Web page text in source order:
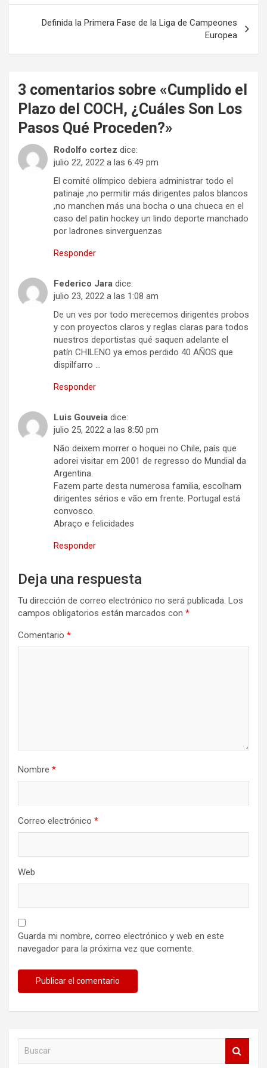
Definida la Primera Fase de la Liga de Campeones
Europea
3 comentarios sobre «Cumplido el
Plazo del COCH, ¿Cuáles Son Los
Pasos Qué Proceden?»
Rodolfo cortez dice:
julio 22, 2022 a las 6:49 pm
El comité olímpico debiera administrar todo el
patinaje ,no permitir más dirigentes palos blancos
,no manchen más una bocha o una chueca en el
caso del patin hockey un lindo deporte manchado
por ladrones sinverguenzas
Responder
Federico Jara dice:
julio 23, 2022 a las 1:08 am
De un ves por todo merecemos dirigentes probos
y con proyectos claros y reglas claras para todos
nuestros deportistas qué saquen adelante el
patín CHILENO ya emos perdido 40 AÑOS que
dispilfarro …
Responder
Luis Gouveia dice:
julio 25, 2022 a las 8:50 pm
Não deixem morrer o hoquei no Chile, país que
adorei visitar em 2001 de regresso do Mundial da
Argentina.
Fazem parte desta numerosa familia, escolham
dirigentes sérios e vão em frente. Portugal está
convosco.
Abraço e felicidades
Responder
Deja una respuesta
Tu dirección de correo electrónico no será publicada. Los
campos obligatorios están marcados con *
Comentario *
Nombre *
Correo electrónico *
Web
Guarda mi nombre, correo electrónico y web en este
navegador para la próxima vez que comente.